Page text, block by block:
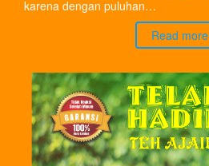
karena dengan puluhan…
Read more